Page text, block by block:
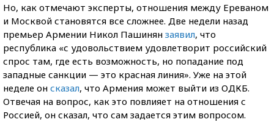
Но, как отмечают эксперты, отношения между Ереваном
и Москвой становятся все сложнее. Две недели назад
премьер Армении Никол Пашинян заявил, что
республика «с удовольствием удовлетворит российский
спрос там, где есть возможность, но попадание под
западные санкции — это красная линия». Уже на этой
неделе он сказал, что Армения может выйти из ОДКБ.
Отвечая на вопрос, как это повлияет на отношения с
Россией, он сказал, что сам задается этим вопросом.